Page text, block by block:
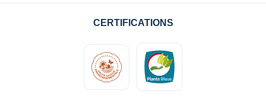
CERTIFICATIONS